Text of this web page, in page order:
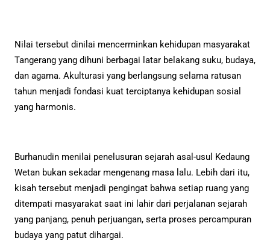
Nilai tersebut dinilai mencerminkan kehidupan masyarakat
Tangerang yang dihuni berbagai latar belakang suku, budaya,
dan agama. Akulturasi yang berlangsung selama ratusan
tahun menjadi fondasi kuat terciptanya kehidupan sosial
yang harmonis.
Burhanudin menilai penelusuran sejarah asal-usul Kedaung
Wetan bukan sekadar mengenang masa lalu. Lebih dari itu,
kisah tersebut menjadi pengingat bahwa setiap ruang yang
ditempati masyarakat saat ini lahir dari perjalanan sejarah
yang panjang, penuh perjuangan, serta proses percampuran
budaya yang patut dihargai.